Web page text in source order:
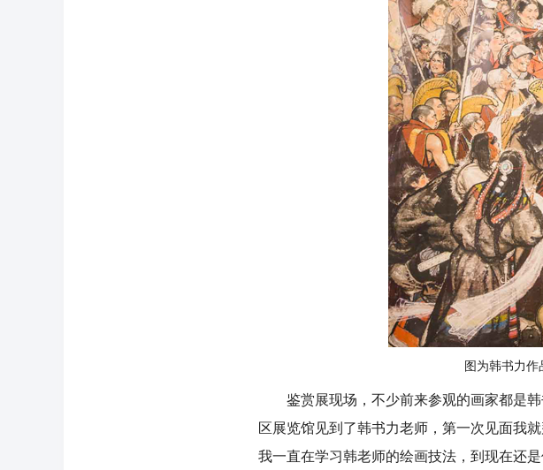
图为韩书力
鉴赏展现场，不少前来参观的画家都是韩
区展览馆见到了韩书力老师，第一次见面我
我一直在学习韩老师的绘画技法，到现在还